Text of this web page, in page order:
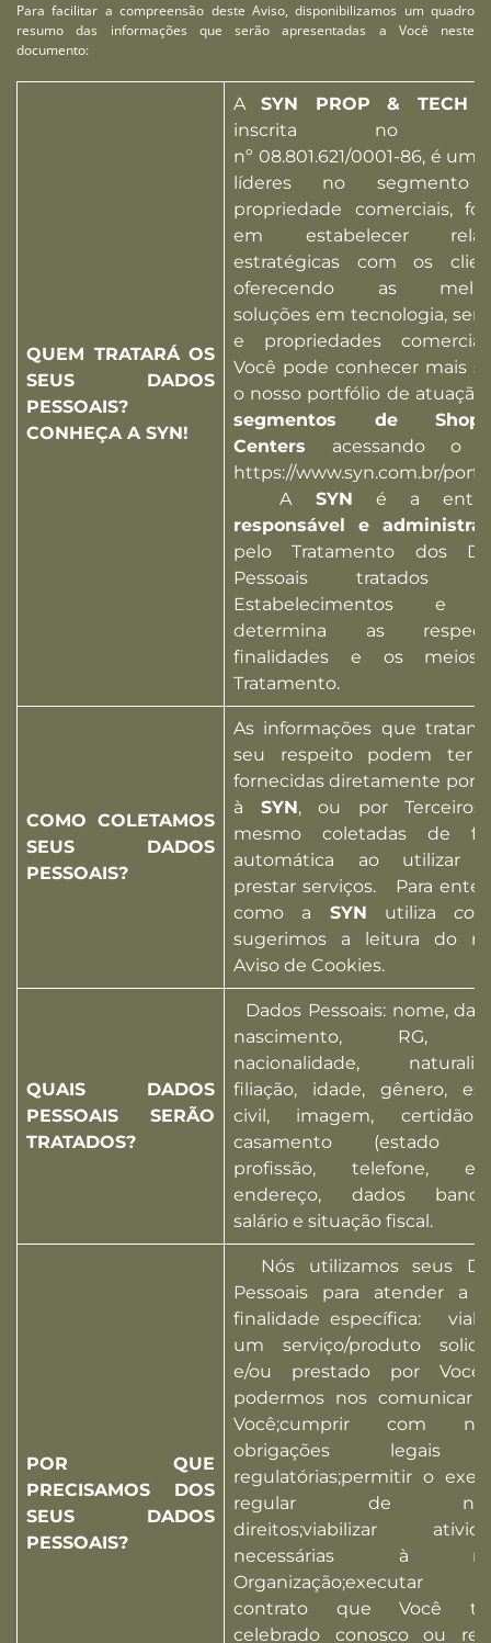
Para facilitar a compreensão deste Aviso, disponibilizamos um quadro
resumo das informações que serão apresentadas a Você neste
documento:
QUEM TRATARÁ OS
SEUS DADOS
PESSOAIS?
CONHEÇA A SYN!
ASYN PROP & TECH
inscrita no
nº 08.801.621/0001-86, é
líderes no segmento
propriedade comerciais,
em estabelecer
estratégicas com os
oferecendo as
soluções em tecnologia,
e propriedades
Você pode conhecer mais
o nosso portfólio de atuação
segmentos de
Centers acessando o
https://www.syn.com.br/
A SYN é a
responsável e
pelo Tratamento dos
Pessoais tratados
Estabelecimentos e
determina as
finalidades e os
Tratamento.
COMO COLETAMOS
SEUS DADOS
PESSOAIS?
As informações que
seu respeito podem ter
fornecidas diretamente por
à SYN, ou por
mesmo coletadas de
automática ao utilizar
prestar serviços. Para
como a SYN utiliza
sugerimos a leitura do
Aviso de Cookies.
QUAIS DADOS
PESSOAIS SERÃO
TRATADOS?
Dados Pessoais: nome,
nascimento, RG,
nacionalidade,
filiação, idade, gênero,
civil, imagem,
casamento (estado
profissão, telefone, e-
endereço, dados
salário e situação fiscal.
POR QUE
PRECISAMOS DOS
SEUS DADOS
PESSOAIS?
Nós utilizamos seus
Pessoais para atender a
finalidade específica:
um serviço/produto
e/ou prestado por
podermos nos comunicar
Você;cumprir com
obrigações legais
regulatórias;permitir o
regular de
direitos;viabilizar
necessárias à
Organização;executar
contrato que Você
celebrado conosco ou